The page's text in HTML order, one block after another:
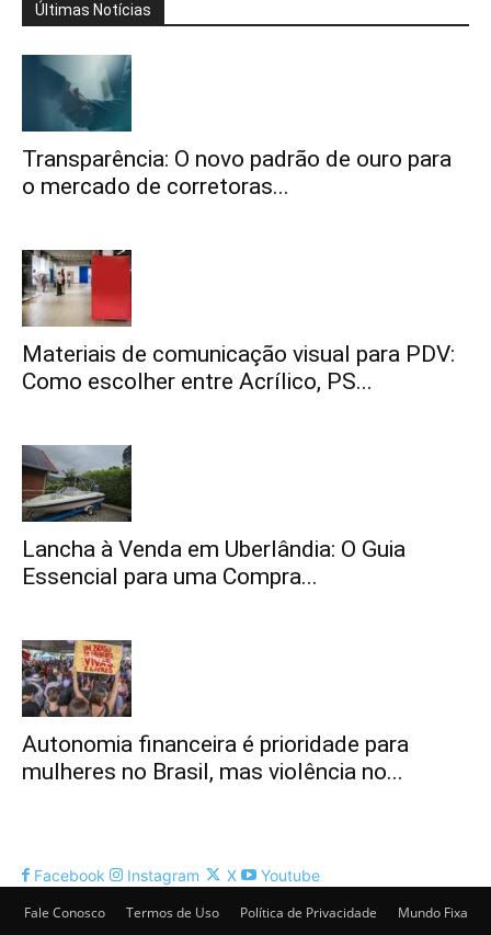
Últimas Notícias
Transparência: O novo padrão de ouro para
o mercado de corretoras...
Materiais de comunicação visual para PDV:
Como escolher entre Acrílico, PS...
Lancha à Venda em Uberlândia: O Guia
Essencial para uma Compra...
Autonomia financeira é prioridade para
mulheres no Brasil, mas violência no...
Facebook Instagram X
Youtube
Fale Conosco
Termos de Uso Política de Privacidade Mundo Fixa